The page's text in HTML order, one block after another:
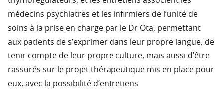
médecins psychiatres et les infirmiers de l’unité de
soins à la prise en charge par le Dr Ota, permettant
aux patients de s’exprimer dans leur propre langue, de
tenir compte de leur propre culture, mais aussi d’être
rassurés sur le projet thérapeutique mis en place pour
eux, avec la possibilité d’entretiens